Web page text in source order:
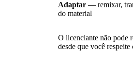
Adaptar — remixar,
do material
O licenciante não pode
desde que você